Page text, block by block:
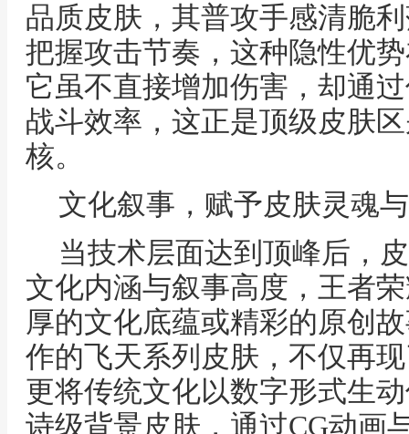
品质皮肤，其普攻手感清脆
把握攻击节奏，这种隐性优
它虽不直接增加伤害，却通
战斗效率，这正是顶级皮肤
核。
文化叙事，赋予皮肤灵魂
当技术层面达到顶峰后，
文化内涵与叙事高度，王者
厚的文化底蕴或精彩的原创
作的飞天系列皮肤，不仅再
更将传统文化以数字形式生
诗级背景皮肤，通过CG动画